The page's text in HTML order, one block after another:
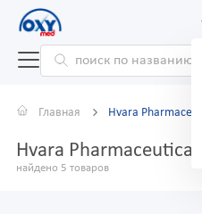
Главная Hvara
Hvara Pharmaceuticals
найдено 5 товаров